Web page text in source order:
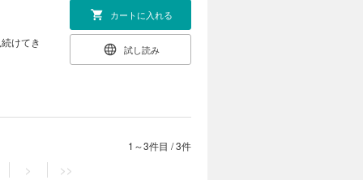
けてき
カートに入れる
試し読み
1～3件目 /3件
> >>